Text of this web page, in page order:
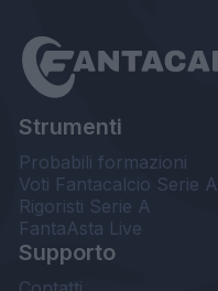
Strumenti
Probabili formazioni
Voti Fantacalcio Serie A
Rigoristi Serie A
FantaAsta Live
Supporto